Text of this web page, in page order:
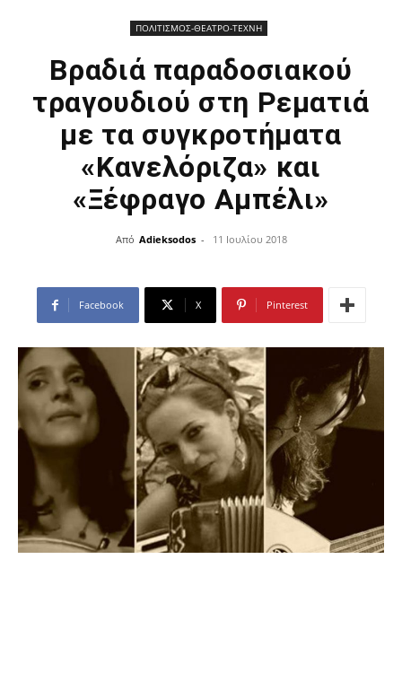
ΠΟΛΙΤΙΣΜΟΣ-ΘΕΑΤΡΟ-ΤΕΧΝΗ
Βραδιά παραδοσιακού
τραγουδιού στη Ρεματιά
με τα συγκροτήματα
«Κανελόριζα» και
«Ξέφραγο Αμπέλι»
Από Adieksodos - 11 Ιουλίου 2018
Facebook X Pinterest